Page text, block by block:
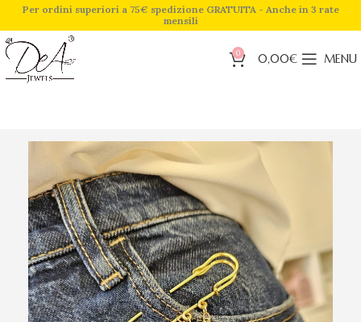
Per ordini superiori a 75€ spedizione GRATUITA - Anche in 3 rate
mensili
0 0,00€ MENU